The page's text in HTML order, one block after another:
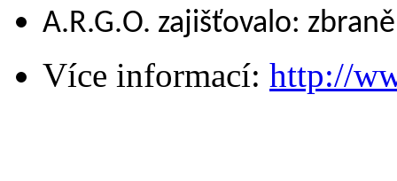
A.R.G.O. zajišťovalo:
Více informací: http://